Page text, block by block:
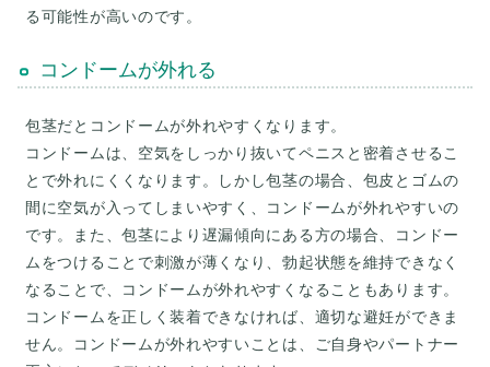
コンドームが外れる
包茎だとコンドームが外れやすくなります。
コンドームは、空気をしっかり抜いてペニスと密着させるこ
とで外れにくくなります。しかし包茎の場合、包皮とゴムの
間に空気が入ってしまいやすく、コンドームが外れやすいの
です。また、包茎により遅漏傾向にある方の場合、コンドー
ムをつけることで刺激が薄くなり、勃起状態を維持できなく
なることで、コンドームが外れやすくなることもあります。
コンドームを正しく装着できなければ、適切な避妊ができま
せん。コンドームが外れやすいことは、ご自身やパートナー